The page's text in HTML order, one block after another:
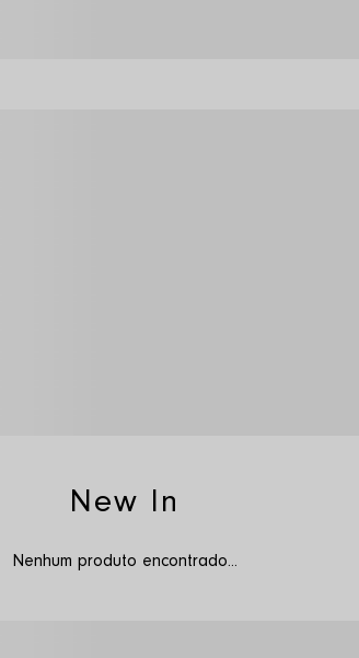
New In
Nenhum produto encontrado...